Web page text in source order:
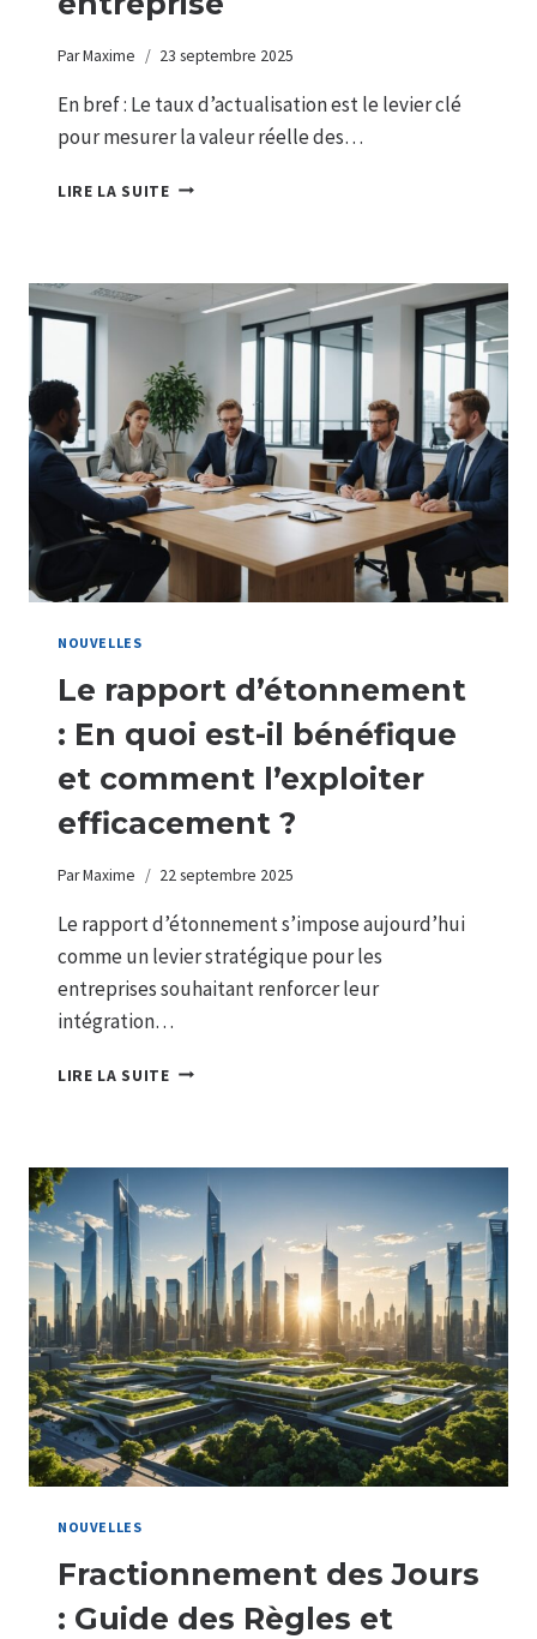
ParMaxime 23 septembre 2025
En bref : Le taux d’actualisation est le levier clé
pour mesurer la valeur réelle des…
LIRE LA SUITECOMPRENDRE
:
ENJEUX
CONSÉQUENCES
POUR
VOTRE
ENTREPRISE
NOUVELLES
Le rapport d’étonnement
: En quoi est-il bénéfique
et comment l’exploiter
efficacement ?
ParMaxime 22 septembre 2025
Le rapport d’étonnement s’impose aujourd’hui
comme un levier stratégique pour les
entreprises souhaitant renforcer leur
intégration…
LIRE LA SUITELE
EN
QUOI
EST-
BÉNÉFIQUE
ET
COMMENT
L’EXPLOITER
EFFICACEMENT
?
NOUVELLES
Fractionnement des Jours
: Guide des Règles et